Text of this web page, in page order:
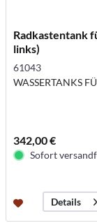
Radkastentank
links)
61043
WASSERTANKS
342,00 €
Sofort
Details